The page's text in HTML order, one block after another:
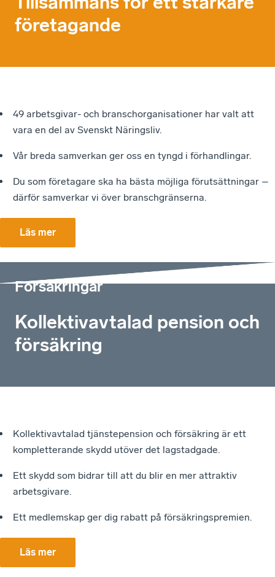
företagande
49 arbetsgivar- och branschorganisationer har valt att
vara en del av Svenskt Näringsliv.
Vår breda samverkan ger oss en tyngd i förhandlingar.
Du som företagare ska ha bästa möjliga förutsättningar –
därför samverkar vi över branschgränserna.
Läs mer
Försäkringar
Kollektiv­avtalad pension och
försäkring
Kollektivavtalad tjänstepension och försäkring är ett
kompletterande skydd utöver det lagstadgade.
Ett skydd som bidrar till att du blir en mer attraktiv
arbetsgivare.
Ett medlemskap ger dig rabatt på försäkringspremien.
Läs mer